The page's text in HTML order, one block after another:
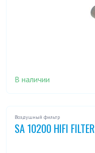
В наличии
Воздушный фильтр
SA 10200 HIFI FILTER